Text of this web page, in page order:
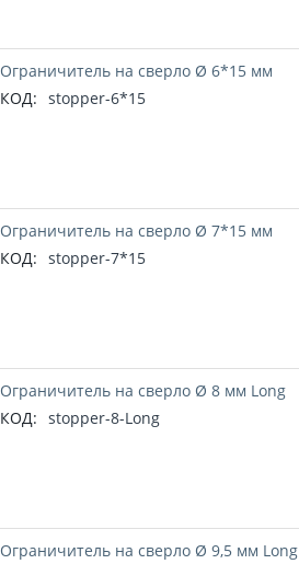
Ограничитель на сверло Ø 6*15 мм
КОД: stopper-6*15
Ограничитель на сверло Ø 7*15 мм
КОД: stopper-7*15
Ограничитель на сверло Ø 8 мм Long
КОД: stopper-8-Long
Ограничитель на сверло Ø 9,5 мм Long